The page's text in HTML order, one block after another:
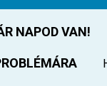
NAPOD VAN!